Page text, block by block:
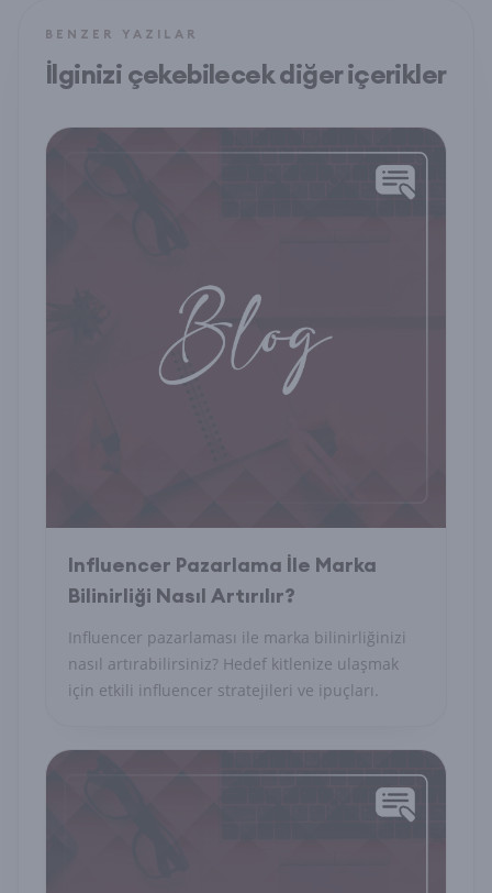
BENZER YAZILAR
İlginizi çekebilecek diğer içerikler
Influencer Pazarlama İle Marka
Bilinirliği Nasıl Artırılır?
Influencer pazarlaması ile marka bilinirliğinizi
nasıl artırabilirsiniz? Hedef kitlenize ulaşmak
için etkili influencer stratejileri ve ipuçları.